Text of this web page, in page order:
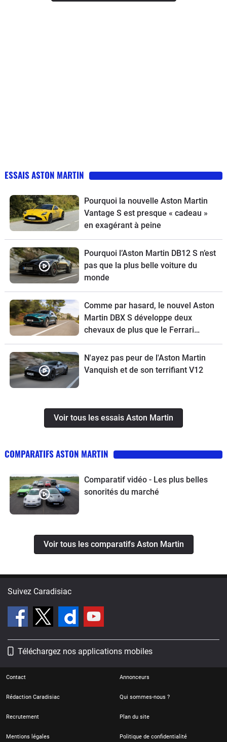
ESSAIS ASTON MARTIN
Pourquoi la nouvelle Aston Martin
Vantage S est presque « cadeau »
en exagérant à peine
Pourquoi l’Aston Martin DB12 S n’est
pas que la plus belle voiture du
monde
Comme par hasard, le nouvel Aston
Martin DBX S développe deux
chevaux de plus que le Ferrari
Purosangue
N'ayez pas peur de l'Aston Martin
Vanquish et de son terrifiant V12
Voir tous les essais Aston Martin
COMPARATIFS ASTON MARTIN
Comparatif vidéo - Les plus belles
sonorités du marché
Voir tous les comparatifs Aston Martin
Suivez Caradisiac
Téléchargez nos applications mobiles
Contact Annonceurs
Rédaction Caradisiac Qui sommes-nous ?
Recrutement Plan du site
Mentions légales Politique de confidentialité